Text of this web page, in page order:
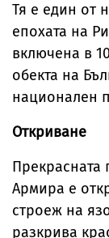
Тя е един от
епохата на
включена в
обекта на
национален
Откриване
Прекрасната
Армира е
строеж на
разкрива